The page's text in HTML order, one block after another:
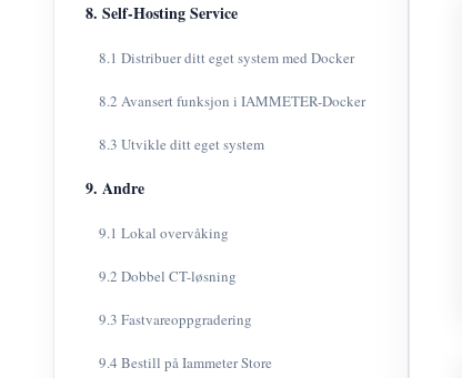
8. Self-Hosting Service
8.1 Distribuer ditt eget system med Docker
8.2 Avansert funksjon i IAMMETER-Docker
8.3 Utvikle ditt eget system
9. Andre
9.1 Lokal overvåking
9.2 Dobbel CT-løsning
9.3 Fastvareoppgradering
9.4 Bestill på Iammeter Store